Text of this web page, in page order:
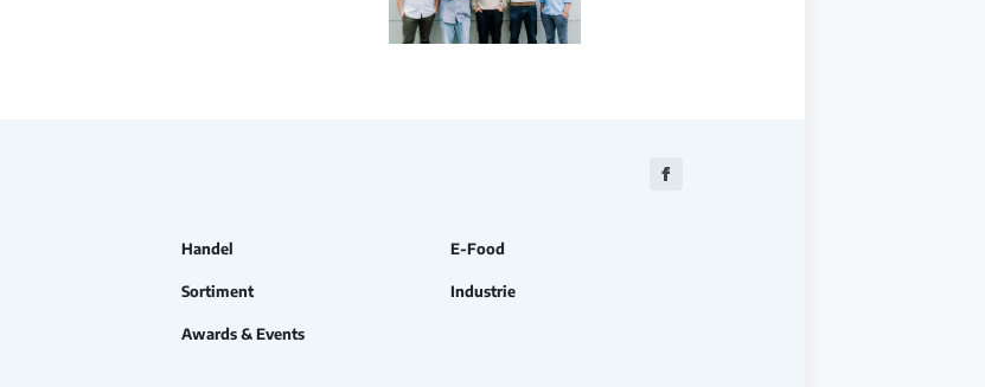
Zu
Handel E-Food
Sortiment Industrie
Awards & Events